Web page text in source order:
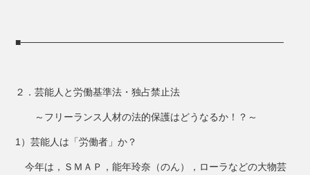
■──────────────────────────────────────
２．芸能人と労働基準法・独占禁止法
～フリーランス人材の法的保護はどうなるか！？～
1）芸能人は「労働者」か？
今年は，ＳＭＡＰ，能年玲奈（のん），ローラなどの大物芸